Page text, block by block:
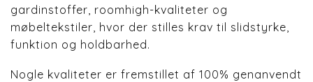
gardinstoffer, roomhigh-kvaliteter og
møbeltekstiler, hvor der stilles krav til slidstyrke,
funktion og holdbarhed.
Nogle kvaliteter er fremstillet af 100% genanvendt